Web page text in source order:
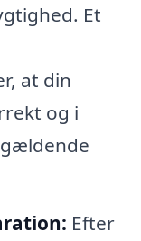
Et
at din
og i
Efter